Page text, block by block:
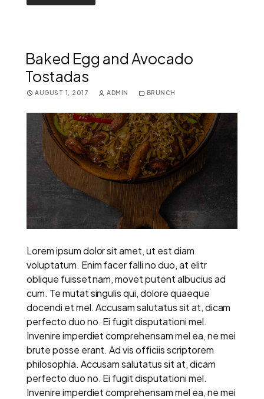
Baked Egg and Avocado
Tostadas
AUGUST 1, 2017 ADMIN BRUNCH
Lorem ipsum dolor sit amet, ut est diam
voluptatum. Enim facer falli no duo, at elitr
oblique fuisset nam, movet putent albucius ad
cum. Te mutat singulis qui, dolore quaeque
docendi et mel. Accusam salutatus sit at, dicam
perfecto duo no. Ei fugit disputationi mel.
Invenire imperdiet comprehensam mel ea, ne mei
brute posse erant. Ad vis officiis scriptorem
philosophia. Accusam salutatus sit at, dicam
perfecto duo no. Ei fugit disputationi mel.
Invenire imperdiet comprehensam mel ea, ne mei